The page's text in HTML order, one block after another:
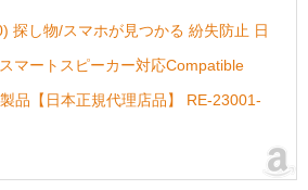
探し物/スマホが見つかる 紛失防止 日
マートスピーカー対応Compatible
品【日本正規代理店品】 RE-23001-